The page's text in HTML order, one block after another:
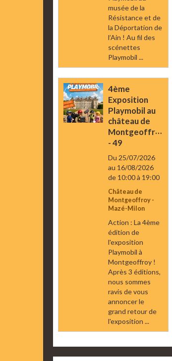
musée de la
Résistance et de
la Déportation de
l’Ain ! Au fil des
scénettes
Playmobil ...
4ème
Exposition
Playmobil au
château de
Montgeoffroy
- 49
Du 25/07/2026
au 16/08/2026
de 10:00à 19:00
Château de
Montgeoffroy -
Mazé-Milon
Action : La 4ème
édition de
l'exposition
Playmobil à
Montgeoffroy !
Après 3 éditions,
nous sommes
ravis de vous
annoncer le
grand retour de
l'exposition ...